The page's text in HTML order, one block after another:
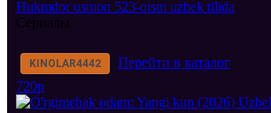
Hukmdor usmon 523-qism uzbek tilida
Сериалы
KINOLAR4442
Перейти в каталог
720p